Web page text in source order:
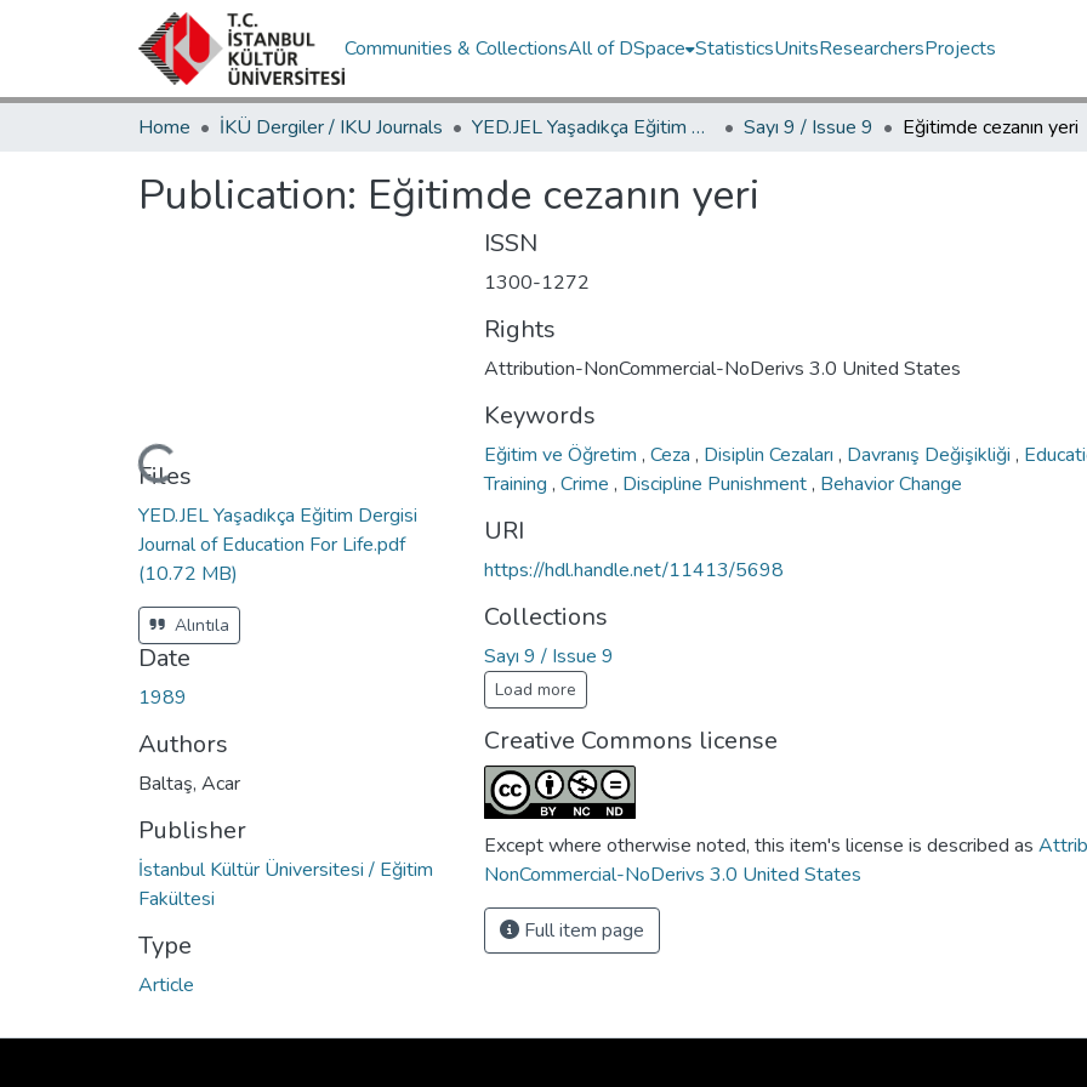
Communities & CollectionsAll of DSpace StatisticsUnitsResearchersProjects
Home İKÜ Dergiler / IKU Journals YED.JEL Yaşadıkça Eğitim Dergisi / Journal of Education For Life Sayı 9 / Issue 9 Eğitimde cezanın yeri
Publication: Eğitimde cezanın yeri
Loading...
Files
YED.JEL Yaşadıkça Eğitim Dergisi
Journal of Education For Life.pdf
(10.72 MB)
Alıntıla
Date
1989
Authors
Baltaş, Acar
Publisher
İstanbul Kültür Üniversitesi / Eğitim
Fakültesi
Type
Article
ISSN
1300-1272
Rights
Attribution-NonCommercial-NoDerivs 3.0 United States
Keywords
Eğitim ve Öğretim , Ceza , Disiplin Cezaları , Davranış Değişikliği ,
Training , Crime , Discipline Punishment, Behavior Change
URI
https://hdl.handle.net/11413/5698
Collections
Sayı 9 / Issue 9
Load more
Creative Commons license
Except where otherwise noted, this item's license is described as
NonCommercial-NoDerivs 3.0 United States
Full item page